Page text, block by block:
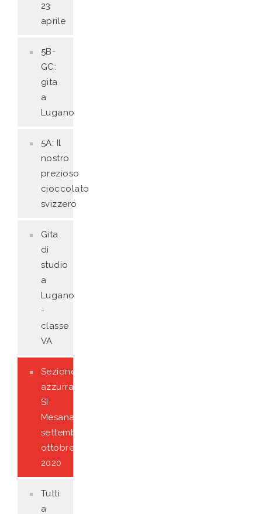
23
aprile
5B-
GC:
gita
a
Lugano
5A: Il
nostro
prezioso
cioccolato
svizzero
Gita
di
studio
a
Lugano
-
classe
VA
Sezione
azzurra
SI
Mesana
settembre-
ottobre
2020
Tutti
a